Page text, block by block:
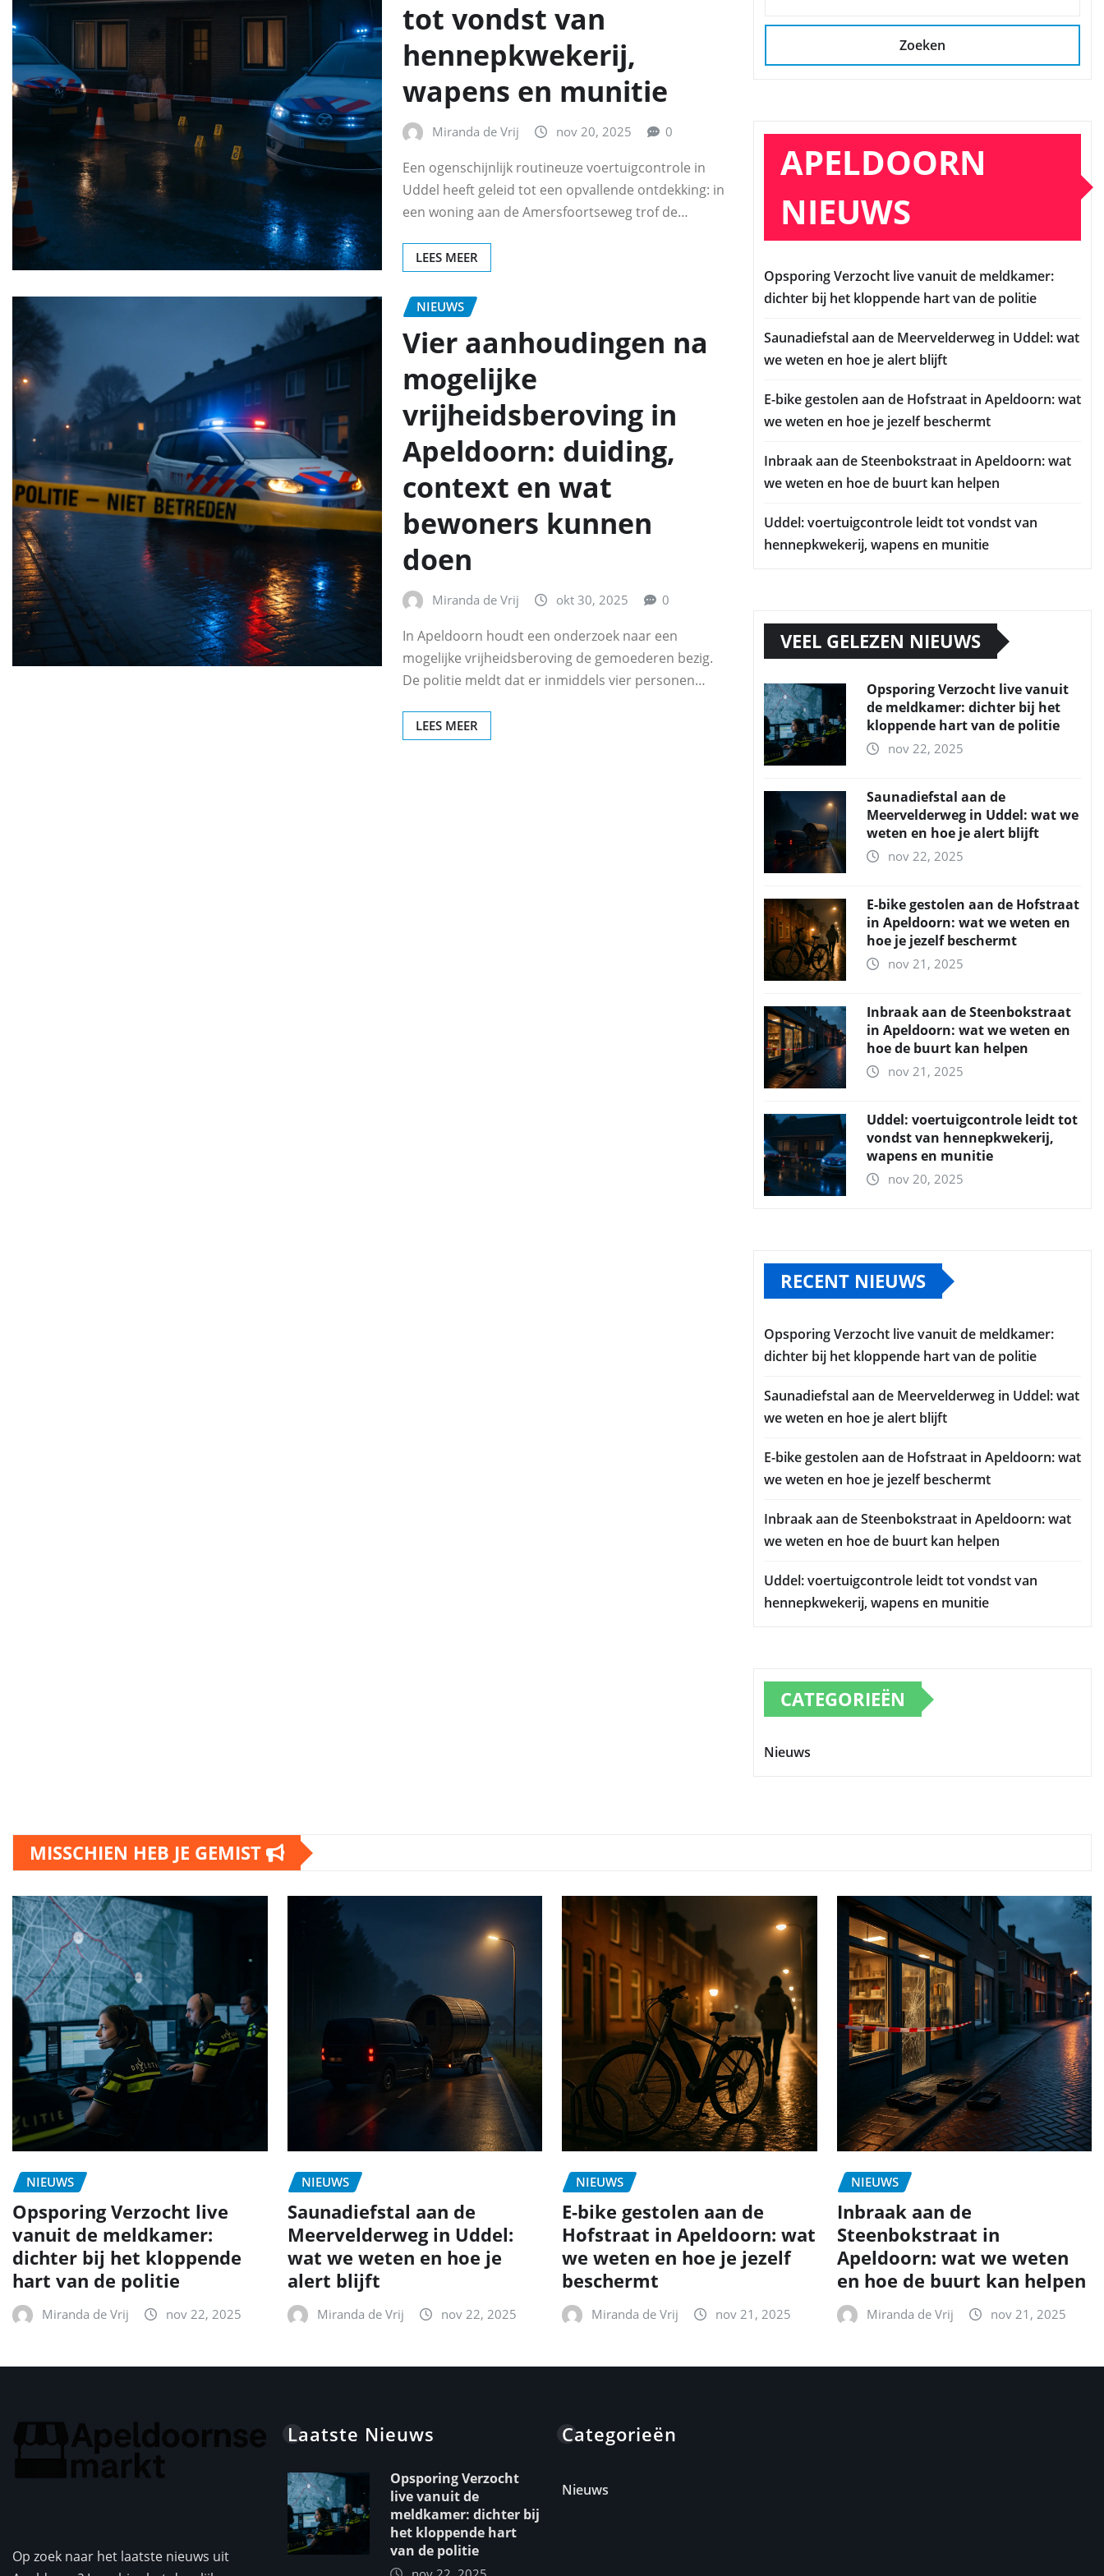
tot vondst van
hennepkwekerij,
wapens en munitie
Miranda de Vrij nov 20, 2025 0
Een ogenschijnlijk routineuze voertuigcontrole in
Uddel heeft geleid tot een opvallende ontdekking: in
een woning aan de Amersfoortseweg trof de…
LEES MEER
NIEUWS
Vier aanhoudingen na
mogelijke
vrijheidsberoving in
Apeldoorn: duiding,
context en wat
bewoners kunnen
doen
Miranda de Vrij okt 30, 2025 0
In Apeldoorn houdt een onderzoek naar een
mogelijke vrijheidsberoving de gemoederen bezig.
De politie meldt dat er inmiddels vier personen…
LEES MEER
Zoeken
APELDOORN
NIEUWS
Opsporing Verzocht live vanuit de meldkamer:
dichter bij het kloppende hart van de politie
Saunadiefstal aan de Meervelderweg in Uddel: wat
we weten en hoe je alert blijft
E-bike gestolen aan de Hofstraat in Apeldoorn: wat
we weten en hoe je jezelf beschermt
Inbraak aan de Steenbokstraat in Apeldoorn: wat
we weten en hoe de buurt kan helpen
Uddel: voertuigcontrole leidt tot vondst van
hennepkwekerij, wapens en munitie
VEEL GELEZEN NIEUWS
Opsporing Verzocht live vanuit
de meldkamer: dichter bij het
kloppende hart van de politie
nov 22, 2025
Saunadiefstal aan de
Meervelderweg in Uddel: wat we
weten en hoe je alert blijft
nov 22, 2025
E-bike gestolen aan de Hofstraat
in Apeldoorn: wat we weten en
hoe je jezelf beschermt
nov 21, 2025
Inbraak aan de Steenbokstraat
in Apeldoorn: wat we weten en
hoe de buurt kan helpen
nov 21, 2025
Uddel: voertuigcontrole leidt tot
vondst van hennepkwekerij,
wapens en munitie
nov 20, 2025
RECENT NIEUWS
Opsporing Verzocht live vanuit de meldkamer:
dichter bij het kloppende hart van de politie
Saunadiefstal aan de Meervelderweg in Uddel: wat
we weten en hoe je alert blijft
E-bike gestolen aan de Hofstraat in Apeldoorn: wat
we weten en hoe je jezelf beschermt
Inbraak aan de Steenbokstraat in Apeldoorn: wat
we weten en hoe de buurt kan helpen
Uddel: voertuigcontrole leidt tot vondst van
hennepkwekerij, wapens en munitie
CATEGORIEËN
Nieuws
MISSCHIEN HEB JE GEMIST
NIEUWS
Opsporing Verzocht live
vanuit de meldkamer:
dichter bij het kloppende
hart van de politie
Miranda de Vrij nov 22, 2025
NIEUWS
Saunadiefstal aan de
Meervelderweg in Uddel:
wat we weten en hoe je
alert blijft
Miranda de Vrij nov 22, 2025
NIEUWS
E-bike gestolen aan de
Hofstraat in Apeldoorn: wat
we weten en hoe je jezelf
beschermt
Miranda de Vrij nov 21, 2025
NIEUWS
Inbraak aan de
Steenbokstraat in
Apeldoorn: wat we weten
en hoe de buurt kan helpen
Miranda de Vrij nov 21, 2025
Op zoek naar het laatste nieuws uit
Laatste Nieuws
Opsporing Verzocht
live vanuit de
meldkamer: dichter bij
het kloppende hart
van de politie
Categorieën
Nieuws